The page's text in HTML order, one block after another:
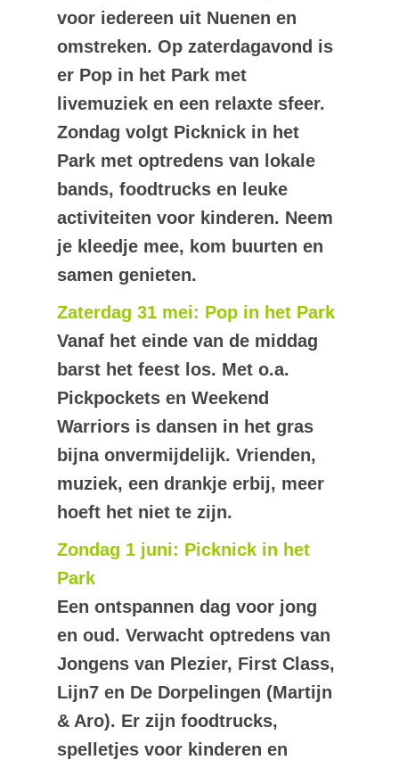
voor iedereen uit Nuenen en
omstreken. Op zaterdagavond is
er Pop in het Park met
livemuziek en een relaxte sfeer.
Zondag volgt Picknick in het
Park met optredens van lokale
bands, foodtrucks en leuke
activiteiten voor kinderen. Neem
je kleedje mee, kom buurten en
samen genieten.
Zaterdag 31 mei: Pop in het Park
Vanaf het einde van de middag
barst het feest los. Met o.a.
Pickpockets en Weekend
Warriors is dansen in het gras
bijna onvermijdelijk. Vrienden,
muziek, een drankje erbij, meer
hoeft het niet te zijn.
Zondag 1 juni: Picknick in het
Park
Een ontspannen dag voor jong
en oud. Verwacht optredens van
Jongens van Plezier, First Class,
Lijn7 en De Dorpelingen (Martijn
& Aro). Er zijn foodtrucks,
spelletjes voor kinderen en